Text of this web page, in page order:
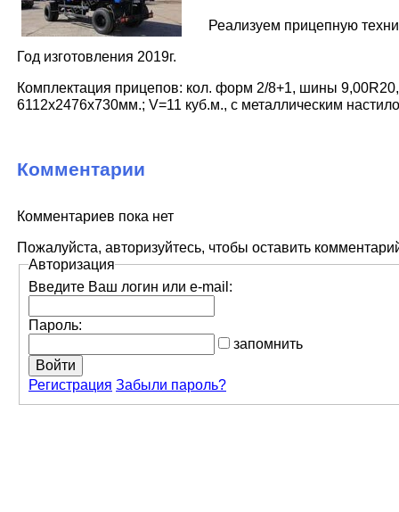
Реализуем прицепную
Год изготовления 2019г.
Комплектация прицепов: кол. форм 2/8+1, шины
6112х2476х730мм.; V=11 куб.м., с металлическим
Комментарии
Комментариев пока нет
Пожалуйста, авторизуйтесь, чтобы оставить
Авторизация
Введите Ваш логин или e-mail:
Пароль:
запомнить
Регистрация Забыли пароль?